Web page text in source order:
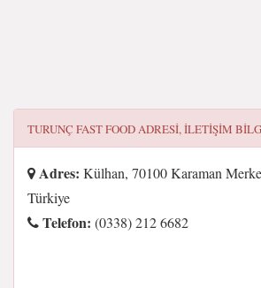
TURUNÇ FAST FOODADRESI, ILETIŞIM
Adres: Külhan, 70100 Karaman
Türkiye
Telefon: (0338) 212 6682